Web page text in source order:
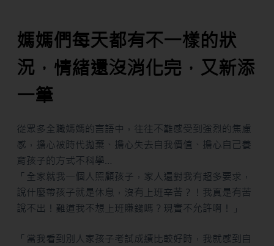
媽媽們每天都有不一樣的狀
況，情緒還沒消化完，又新添
一筆
從眾多全職媽媽的言語中，往往不難感受到強烈的焦慮
感，擔心被時代拋棄、擔心失去自我價值、擔心自己養
育孩子的方式不科學…
「全家就我一個人照顧孩子，家人還對我有超多要求，
說什麼帶孩子就是休息，沒有上班辛苦？！我真是有苦
說不出！難道我不想上班賺錢嗎？現實不允許啊！」
「當我看到別人家孩子考試成績比較好時，我就感到自